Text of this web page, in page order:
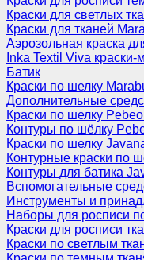
Краски для светлых
Краски для тканей
Аэрозольная краска
Inka Textil Viva краски-
Батик
Краски по шелку
Дополнительные
Краски по шелку
Контуры по шёлку
Краски по шелку
Контурные краски по
Контуры для батика
Вспомогательные
Инструменты и
Наборы для росписи
Краски для росписи
Краски по светлым